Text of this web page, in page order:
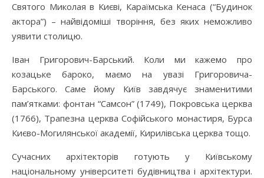
Святого Миколая в Києві, Караїмська Кенаса (“Будинок
актора”) – найвідоміші творіння, без яких неможливо
уявити столицю.
Іван Григорович-Барський. Коли ми кажемо про
козацьке бароко, маємо на увазі Григоровича-
Барського. Саме йому Київ завдячує знаменитими
пам’ятками: фонтан “Самсон” (1749), Покровська церква
(1766), Трапезна церква Софійського монастиря, Бурса
Києво-Могилянської академії, Кирилівська церква тощо.
Сучасних архітекторів готують у Київському
національному університеті будівництва і архітектури.